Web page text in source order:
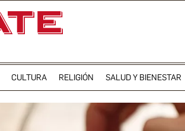
CULTURA RELIGIÓN SALUD Y BIENESTAR